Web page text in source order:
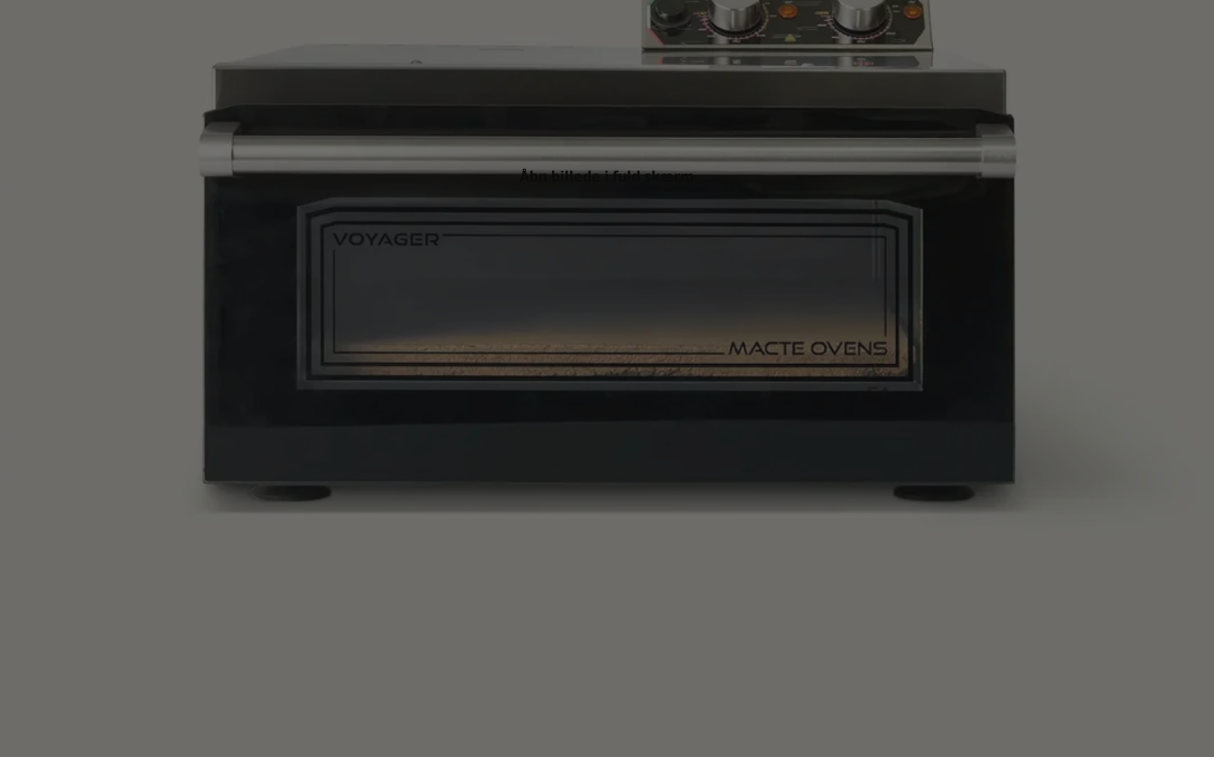
Åbn billede i fuld skærm